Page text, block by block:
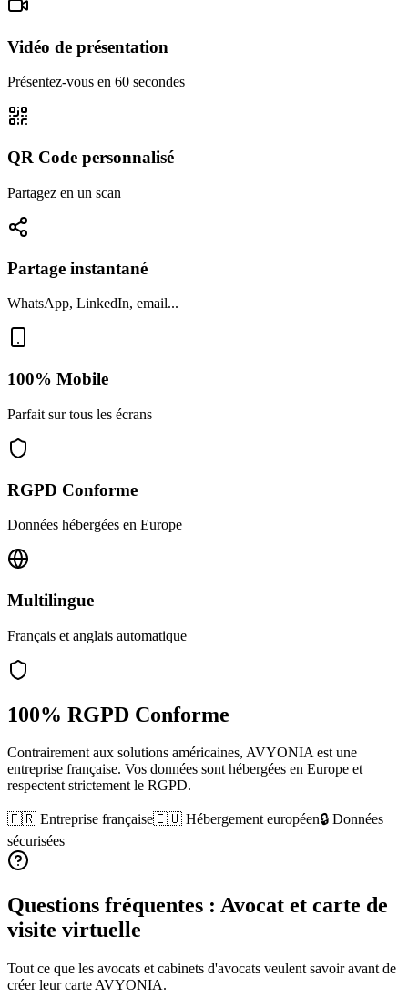
Vidéo de présentation
Présentez-vous en 60 secondes
QR Code personnalisé
Partagez en un scan
Partage instantané
WhatsApp, LinkedIn, email...
100% Mobile
Parfait sur tous les écrans
RGPD Conforme
Données hébergées en Europe
Multilingue
Français et anglais automatique
100% RGPD Conforme
Contrairement aux solutions américaines, AVYONIA est une
entreprise française. Vos données sont hébergées en Europe et
respectent strictement le RGPD.
🇫🇷 Entreprise française🇪🇺 Hébergement européen🔒 Données
sécurisées
Questions fréquentes : Avocat et carte de
visite virtuelle
Tout ce que les avocats et cabinets d'avocats veulent savoir avant de
créer leur carte AVYONIA.